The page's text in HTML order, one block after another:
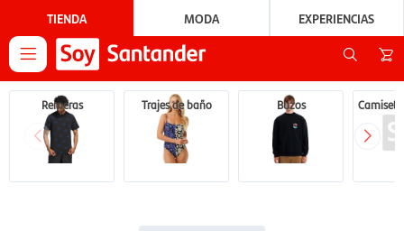
TIENDA MODA EXPERIENCIAS

Remeras Trajes de baño Buzos